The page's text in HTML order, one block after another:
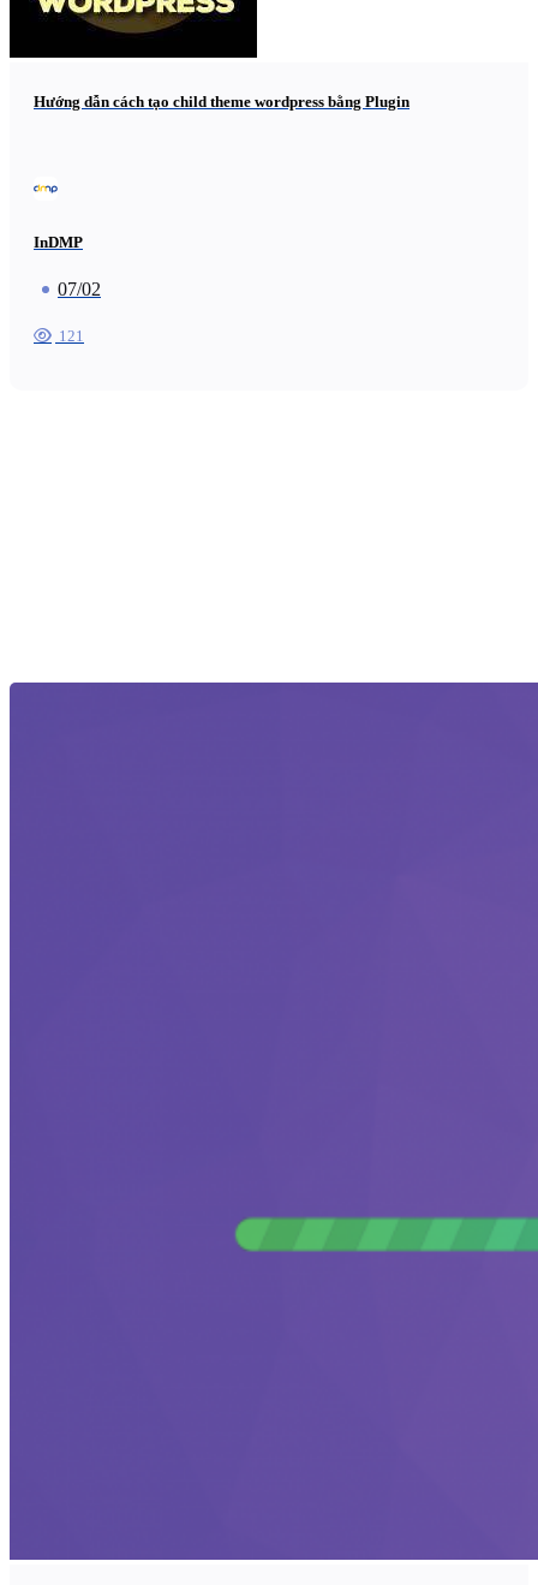
Hướng dẫn cách tạo child theme wordpress bằng Plugin
InDMP
07/02
121